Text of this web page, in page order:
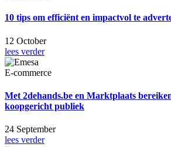
10 tips om efficiënt en impactvol te
12 October
lees verder
E-commerce
Met 2dehands.be en Marktplaats
koopgericht publiek
24 September
lees verder